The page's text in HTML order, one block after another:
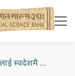
विदेशमा रहेका युवालाई स्वदेशमै अवसर सृजना गर्न प्रधानमन्त्री ओलीको आग्रह